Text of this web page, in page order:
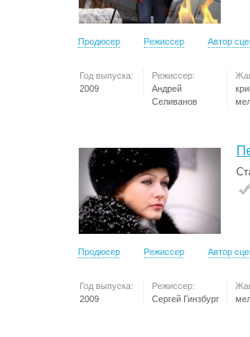
Продюсер Режиссер Автор
Год выпуска:
2009
Режиссер:
Андрей
Селиванов
Продюсер Режиссер Автор
Год выпуска:
2009
Режиссер:
Сергей Гинзбург